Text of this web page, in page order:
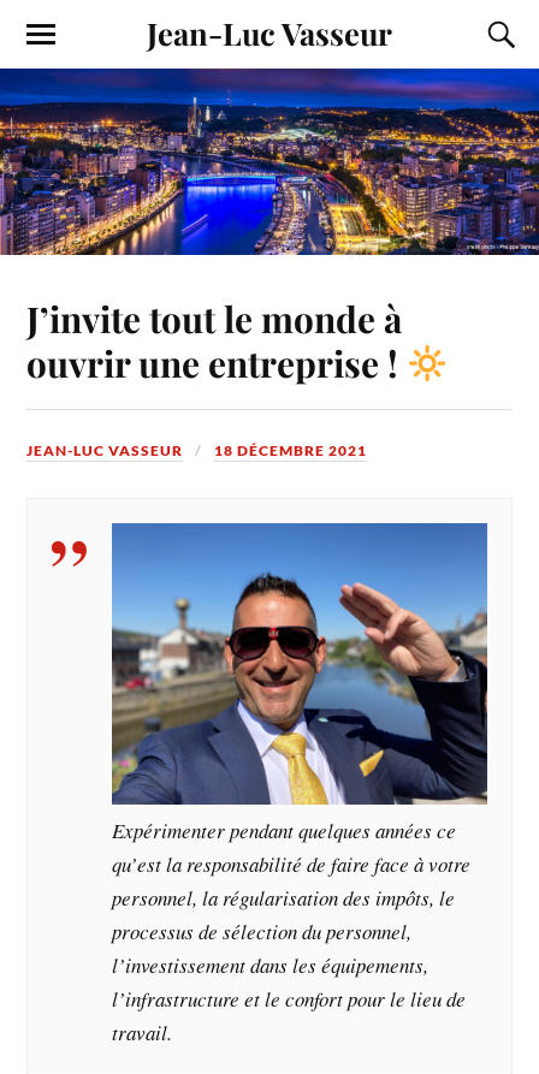
Jean-Luc Vasseur
J’invite tout le monde à
ouvrir une entreprise !
JEAN-LUC VASSEUR 18 DÉCEMBRE 2021
Expérimenter pendant quelques années ce
qu’est la responsabilité de faire face à votre
personnel, la régularisation des impôts, le
processus de sélection du personnel,
l’investissement dans les équipements,
l’infrastructure et le confort pour le lieu de
travail.